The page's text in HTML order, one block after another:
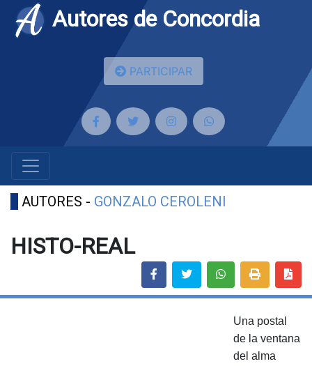
Autores de Concordia
PARTICIPAR
AUTORES - GONZALO CEROLENI
HISTO-REAL
Una postal
de la ventana
del alma